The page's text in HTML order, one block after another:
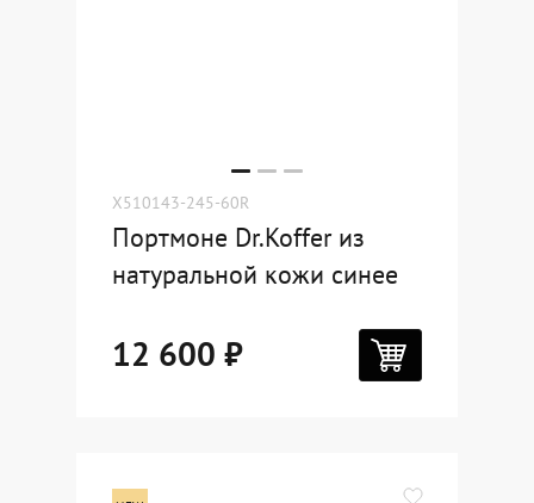
X510143-245-60R
Портмоне Dr.Koffer из
натуральной кожи синее
12 600 ₽